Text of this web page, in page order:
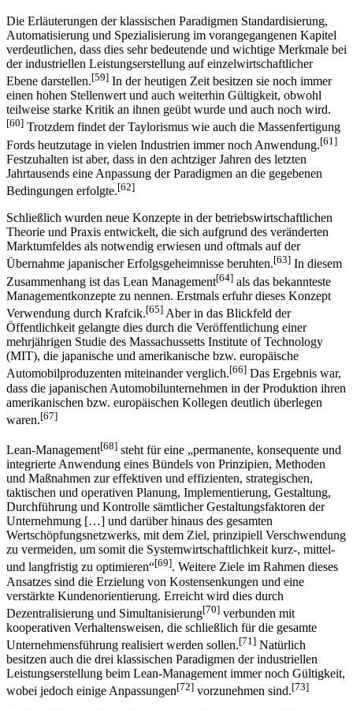
Die Erläuterungen der klassischen Paradigmen Standardisierung,
Automatisierung und Spezialisierung im vorangegangenen Kapitel
verdeutlichen, dass dies sehr bedeutende und wichtige Merkmale bei
der industriellen Leistungserstellung auf einzelwirtschaftlicher
Ebene darstellen.[59] In der heutigen Zeit besitzen sie noch immer
einen hohen Stellenwert und auch weiterhin Gültigkeit, obwohl
teilweise starke Kritik an ihnen geübt wurde und auch noch wird.
[60] Trotzdem findet der Taylorismus wie auch die Massenfertigung
Fords heutzutage in vielen Industrien immer noch Anwendung.[61]
Festzuhalten ist aber, dass in den achtziger Jahren des letzten
Jahrtausends eine Anpassung der Paradigmen an die gegebenen
Bedingungen erfolgte.[62]
Schließlich wurden neue Konzepte in der betriebswirtschaftlichen
Theorie und Praxis entwickelt, die sich aufgrund des veränderten
Marktumfeldes als notwendig erwiesen und oftmals auf der
Übernahme japanischer Erfolgsgeheimnisse beruhten.[63] In diesem
Zusammenhang ist das Lean Management[64] als das bekannteste
Managementkonzepte zu nennen. Erstmals erfuhr dieses Konzept
Verwendung durch Krafcik.[65] Aber in das Blickfeld der
Öffentlichkeit gelangte dies durch die Veröffentlichung einer
mehrjährigen Studie des Massachussetts Institute of Technology
(MIT), die japanische und amerikanische bzw. europäische
Automobilproduzenten miteinander verglich.[66] Das Ergebnis war,
dass die japanischen Automobilunternehmen in der Produktion ihren
amerikanischen bzw. europäischen Kollegen deutlich überlegen
waren.[67]
Lean-Management[68] steht für eine „permanente, konsequente und
integrierte Anwendung eines Bündels von Prinzipien, Methoden
und Maßnahmen zur effektiven und effizienten, strategischen,
taktischen und operativen Planung, Implementierung, Gestaltung,
Durchführung und Kontrolle sämtlicher Gestaltungsfaktoren der
Unternehmung […] und darüber hinaus des gesamten
Wertschöpfungsnetzwerks, mit dem Ziel, prinzipiell Verschwendung
zu vermeiden, um somit die Systemwirtschaftlichkeit kurz-, mittel-
und langfristig zu optimieren“[69]. Weitere Ziele im Rahmen dieses
Ansatzes sind die Erzielung von Kostensenkungen und eine
verstärkte Kundenorientierung. Erreicht wird dies durch
Dezentralisierung und Simultanisierung[70] verbunden mit
kooperativen Verhaltensweisen, die schließlich für die gesamte
Unternehmensführung realisiert werden sollen.[71] Natürlich
besitzen auch die drei klassischen Paradigmen der industriellen
Leistungserstellung beim Lean-Management immer noch Gültigkeit,
wobei jedoch einige Anpassungen[72] vorzunehmen sind.[73]